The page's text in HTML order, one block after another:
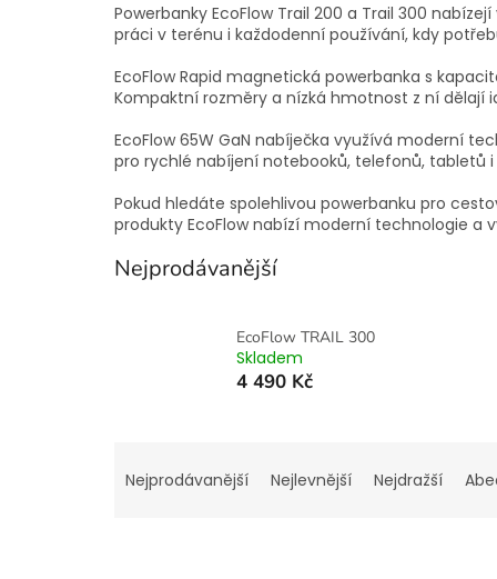
Powerbanky EcoFlow Trail 200 a Trail 300
práci v terénu i každodenní používání, kdy
EcoFlow Rapid magnetická powerbanka s
Kompaktní rozměry a nízká hmotnost z ní
EcoFlow 65W GaN nabíječka využívá moderní
pro rychlé nabíjení notebooků, telefonů, tabletů i
Pokud hledáte spolehlivou powerbanku pro
produkty EcoFlow nabízí moderní technologie a
Nejprodávanější
EcoFlow TRAIL 300
Skladem
4 490 Kč
Nejprodávanější Nejlevnější Nejdražší